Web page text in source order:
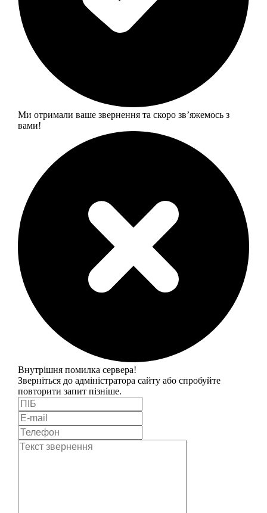
Ми отримали ваше звернення та скоро звʼяжемось з
вами!
Внутрішня помилка сервера!
Зверніться до адміністратора сайту або спробуйте
повторити запит пізніше.